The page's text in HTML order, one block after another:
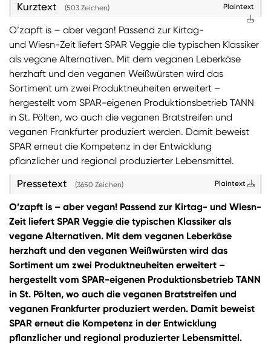
Sie wollen Informationen über aktuelle Aktionen,
Produktneuheiten, attraktive Gewinnspiele uvm.
erhalten? Dann melden Sie sich zumSPAR
Newsletteran:
Zum SPAR Newsletter
Kurztext (503 Zeichen) Plaintext
O’zapft is – aber vegan! Passend zur Kirtag-
und Wiesn-Zeit liefert SPAR Veggie die typischen Klassiker
als vegane Alternativen. Mit dem veganen Leberkäse
herzhaft und den veganen Weißwürsten wird das
Sortiment um zwei Produktneuheiten erweitert –
hergestellt vom SPAR-eigenen Produktionsbetrieb TANN
in St. Pölten, wo auch die veganen Bratstreifen und
veganen Frankfurter produziert werden. Damit beweist
SPAR erneut die Kompetenz in der Entwicklung
pflanzlicher und regional produzierter Lebensmittel.
Pressetext (3650 Zeichen) Plaintext
O’zapft is – aber vegan! Passend zur Kirtag- und Wiesn-
Zeit liefert SPAR Veggie die typischen Klassiker als
vegane Alternativen. Mit dem veganen Leberkäse
herzhaft und den veganen Weißwürsten wird das
Sortiment um zwei Produktneuheiten erweitert –
hergestellt vom SPAR-eigenen Produktionsbetrieb TANN
in St. Pölten, wo auch die veganen Bratstreifen und
veganen Frankfurter produziert werden. Damit beweist
SPAR erneut die Kompetenz in der Entwicklung
pflanzlicher und regional produzierter Lebensmittel.